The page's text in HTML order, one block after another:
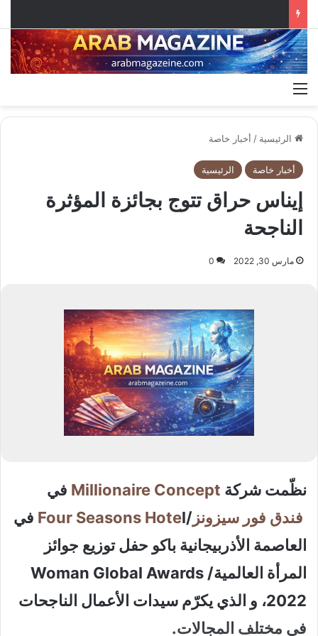
الرئيسية / أخبار خاصة
أخبار خاصة الرئيسية
إيناس حراق تتوج بجائزة المؤثرة
الناجحة
مارس 30, 2022 0
نظّمت شركة Millionaire Concept في
فندق فور سيزونز /
Four Seasons Hote l في
العاصمة الأذربيجانية باكو حفل توزيع جوائز
المرأة العالمية/ Woman Global Awards
2022، و الذي يكرّم سيدات الأعمال الناجحات
في مختلف المجالات.